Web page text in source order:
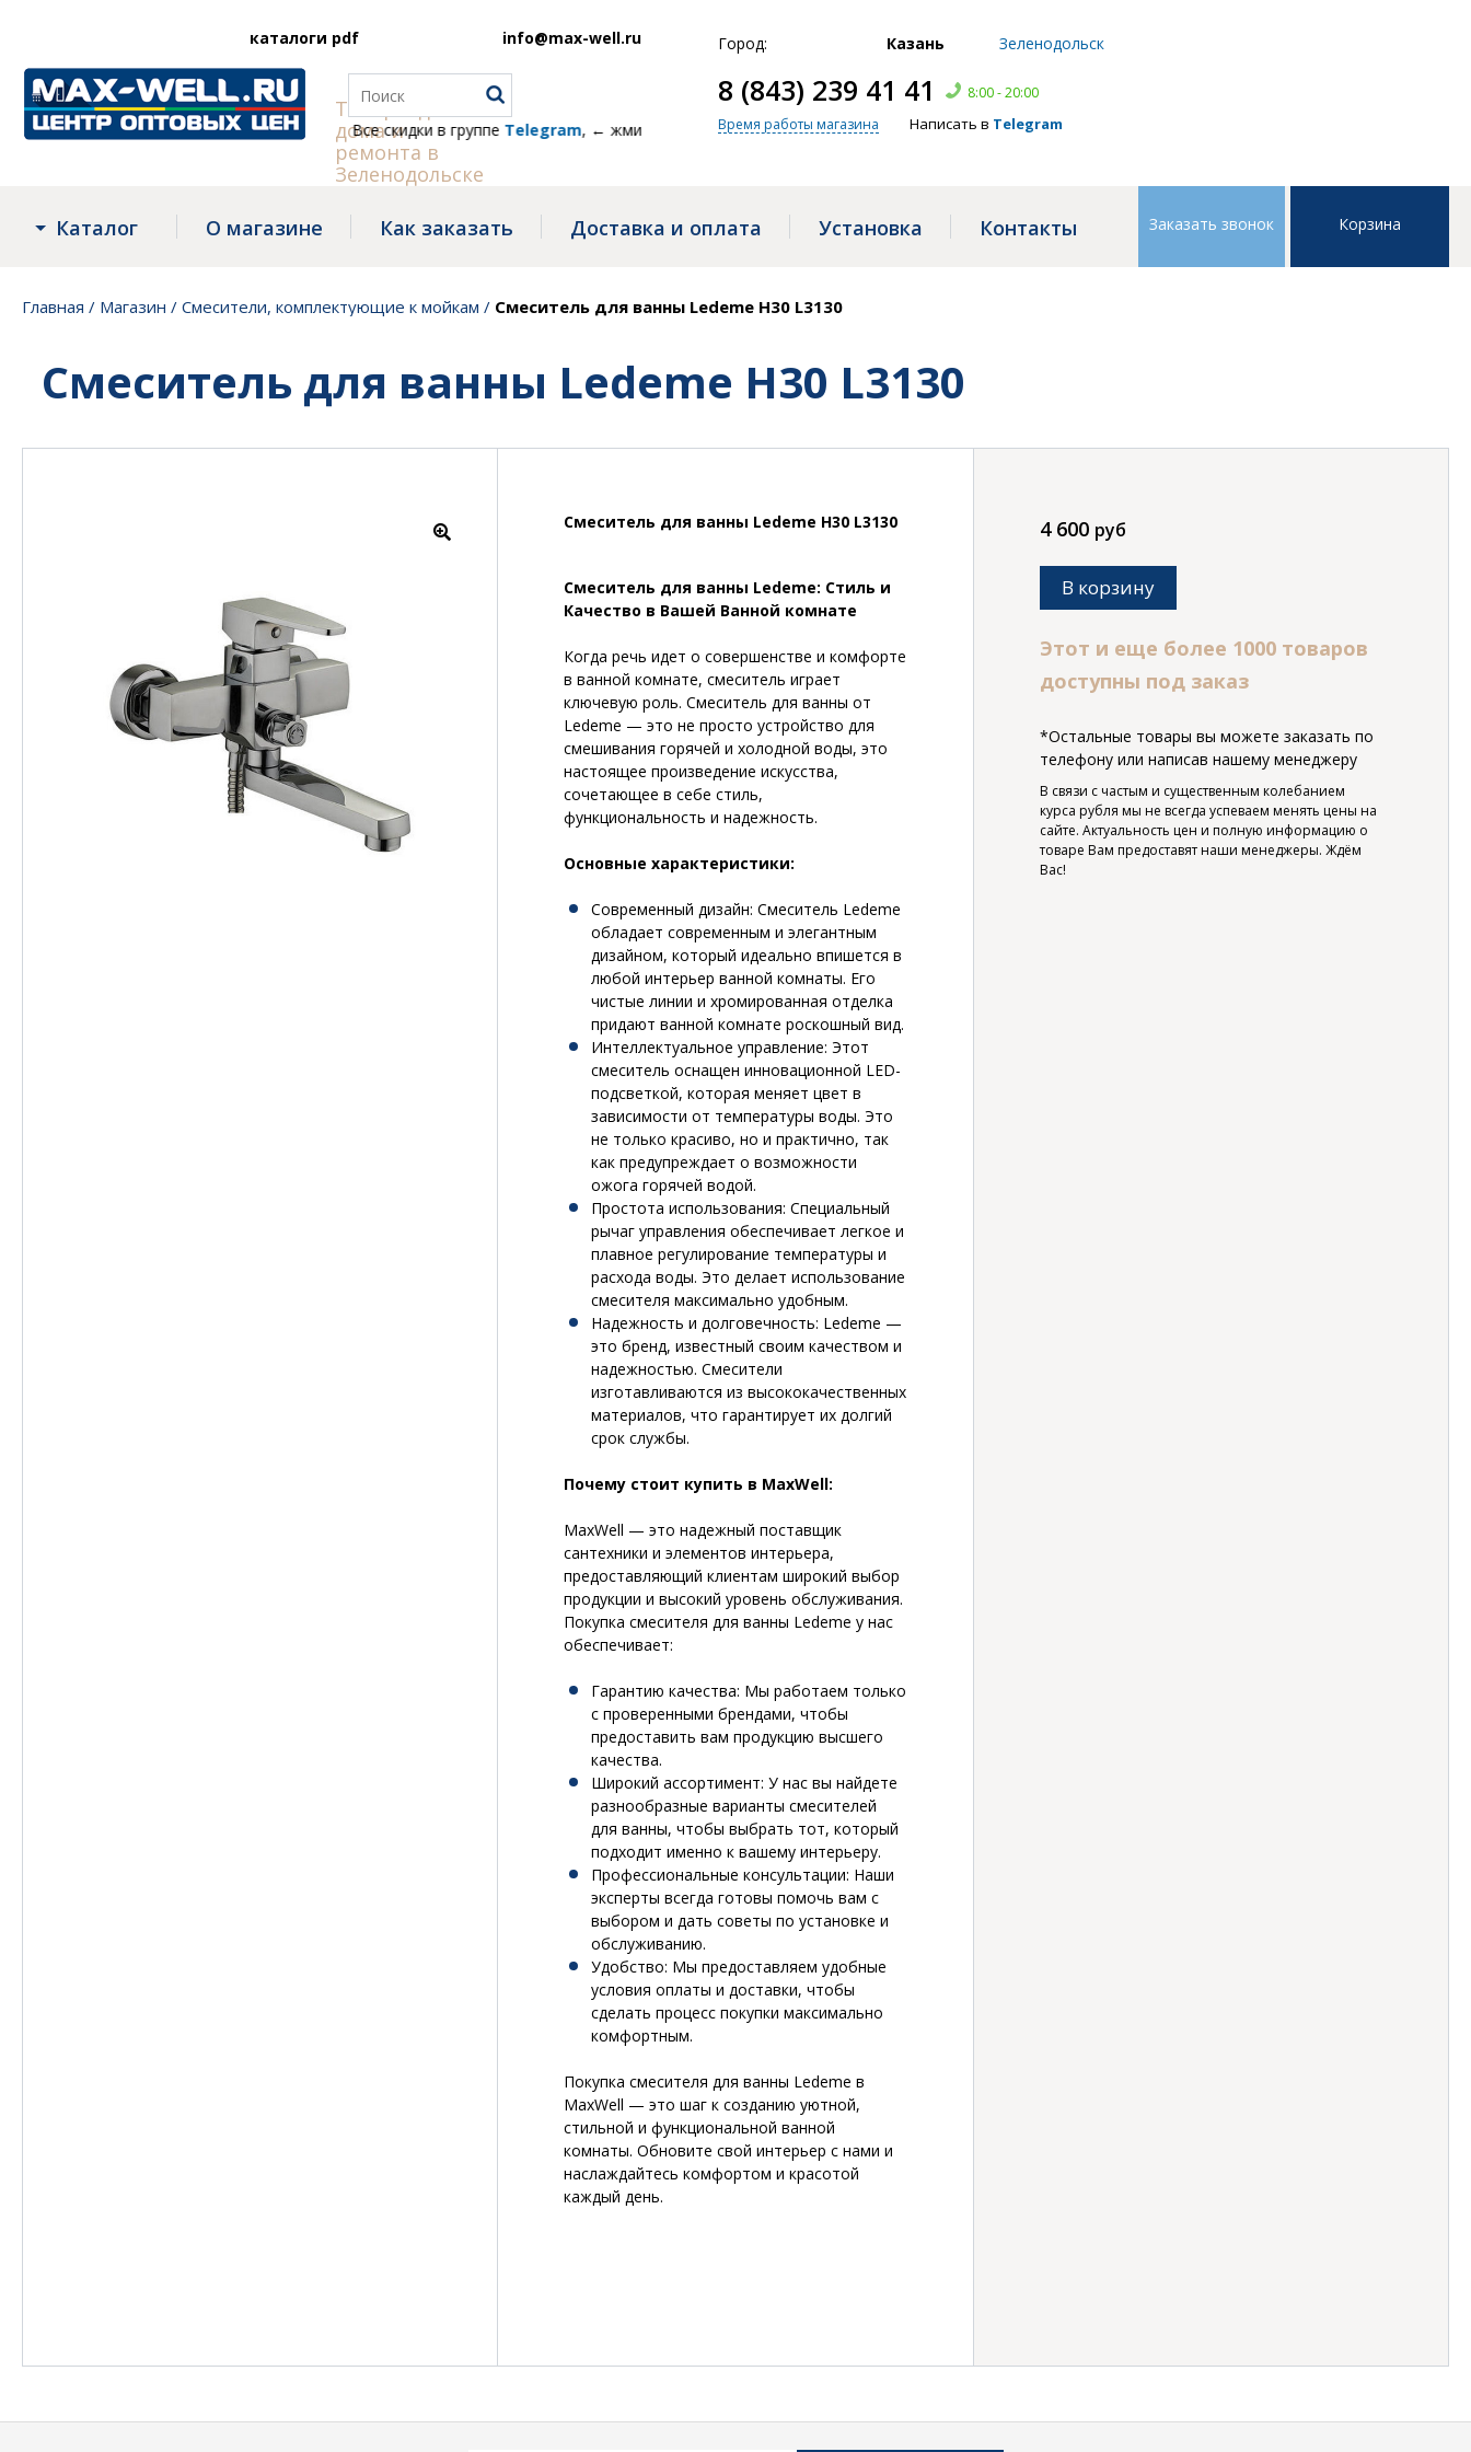
Товары для
дома и
ремонта в
Зеленодольске
каталоги pdf info@max-well.ru
Все скидки в группеTelegram, ← жми!
Город: Казань Зеленодольск
8 (843) 239 41 41
8:00 - 20:00
Время работы магазина
Написать в Telegram
Каталог О магазине Как заказать Доставка и оплата Установка Контакты Заказать звонок Корзина
Главная / Магазин / Смесители, комплектующие к мойкам / Смеситель для ванны Ledeme H30 L3130
Смеситель для ванны Ledeme H30 L3130
Смеситель для ванны Ledeme H30 L3130
Смеситель для ванны Ledeme: Стиль и
Качество в Вашей Ванной комнате
Когда речь идет о совершенстве и комфорте
в ванной комнате, смеситель играет
ключевую роль. Смеситель для ванны от
Ledeme — это не просто устройство для
смешивания горячей и холодной воды, это
настоящее произведение искусства,
сочетающее в себе стиль,
функциональность и надежность.
Основные характеристики:
Современный дизайн: Смеситель Ledeme
обладает современным и элегантным
дизайном, который идеально впишется в
любой интерьер ванной комнаты. Его
чистые линии и хромированная отделка
придают ванной комнате роскошный вид.
Интеллектуальное управление: Этот
смеситель оснащен инновационной LED-
подсветкой, которая меняет цвет в
зависимости от температуры воды. Это
не только красиво, но и практично, так
как предупреждает о возможности
ожога горячей водой.
Простота использования: Специальный
рычаг управления обеспечивает легкое и
плавное регулирование температуры и
расхода воды. Это делает использование
смесителя максимально удобным.
Надежность и долговечность: Ledeme —
это бренд, известный своим качеством и
надежностью. Смесители
изготавливаются из высококачественных
материалов, что гарантирует их долгий
срок службы.
Почему стоит купить в MaxWell:
MaxWell — это надежный поставщик
сантехники и элементов интерьера,
предоставляющий клиентам широкий выбор
продукции и высокий уровень обслуживания.
Покупка смесителя для ванны Ledeme у нас
обеспечивает:
Гарантию качества: Мы работаем только
с проверенными брендами, чтобы
предоставить вам продукцию высшего
качества.
Широкий ассортимент: У нас вы найдете
разнообразные варианты смесителей
для ванны, чтобы выбрать тот, который
подходит именно к вашему интерьеру.
Профессиональные консультации: Наши
эксперты всегда готовы помочь вам с
выбором и дать советы по установке и
обслуживанию.
Удобство: Мы предоставляем удобные
условия оплаты и доставки, чтобы
сделать процесс покупки максимально
комфортным.
Покупка смесителя для ванны Ledeme в
MaxWell — это шаг к созданию уютной,
стильной и функциональной ванной
комнаты. Обновите свой интерьер с нами и
наслаждайтесь комфортом и красотой
каждый день.
4 600 руб
В корзину
Этот и еще более 1000 товаров
доступны под заказ
*Остальные товары вы можете заказать по
телефону или написав нашему менеджеру
В связи с частым и существенным колебанием
курса рубля мы не всегда успеваем менять цены на
сайте. Актуальность цен и полную информацию о
товаре Вам предоставят наши менеджеры. Ждём
Вас!